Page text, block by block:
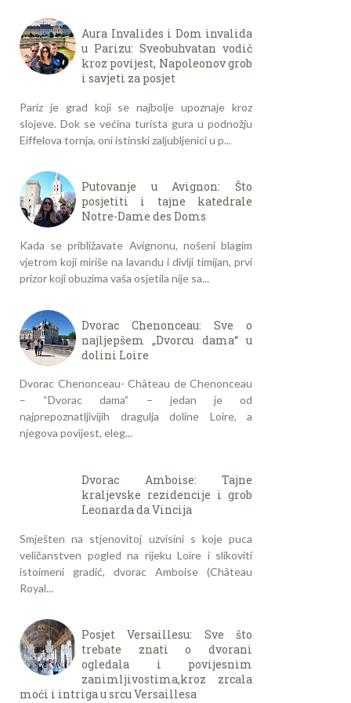
Aura Invalides i Dom invalida
u Parizu: Sveobuhvatan vodič
kroz povijest, Napoleonov grob
i savjeti za posjet
Pariz je grad koji se najbolje upoznaje kroz
slojeve. Dok se većina turista gura u podnožju
Eiffelova tornja, oni istinski zaljubljenici u p...
Putovanje u Avignon: Što
posjetiti i tajne katedrale
Notre-Dame des Doms
Kada se približavate Avignonu, nošeni blagim
vjetrom koji miriše na lavandu i divlji timijan, prvi
prizor koji obuzima vaša osjetila nije sa...
Dvorac Chenonceau: Sve o
najljepšem „Dvorcu dama“ u
dolini Loire
Dvorac Chenonceau- Château de Chenonceau
– “Dvorac dama” – jedan je od
najprepoznatljivijih dragulja doline Loire, a
njegova povijest, eleg...
Dvorac Amboise: Tajne
kraljevske rezidencije i grob
Leonarda da Vincija
Smješten na stjenovitoj uzvisini s koje puca
veličanstven pogled na rijeku Loire i slikoviti
istoimeni gradić, dvorac Amboise (Château
Royal...
Posjet Versaillesu: Sve što
trebate znati o dvorani
ogledala i povijesnim
zanimljivostima,kroz zrcala
moći i intriga u srcu Versaillesa